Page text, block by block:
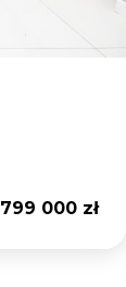
799 000 zł